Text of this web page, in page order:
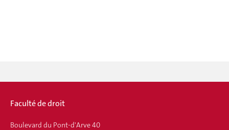
Faculté de droit
Boulevard du Pont-d'Arve 40